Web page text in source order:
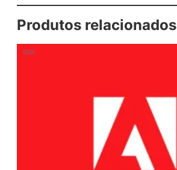
Produtos relacionados